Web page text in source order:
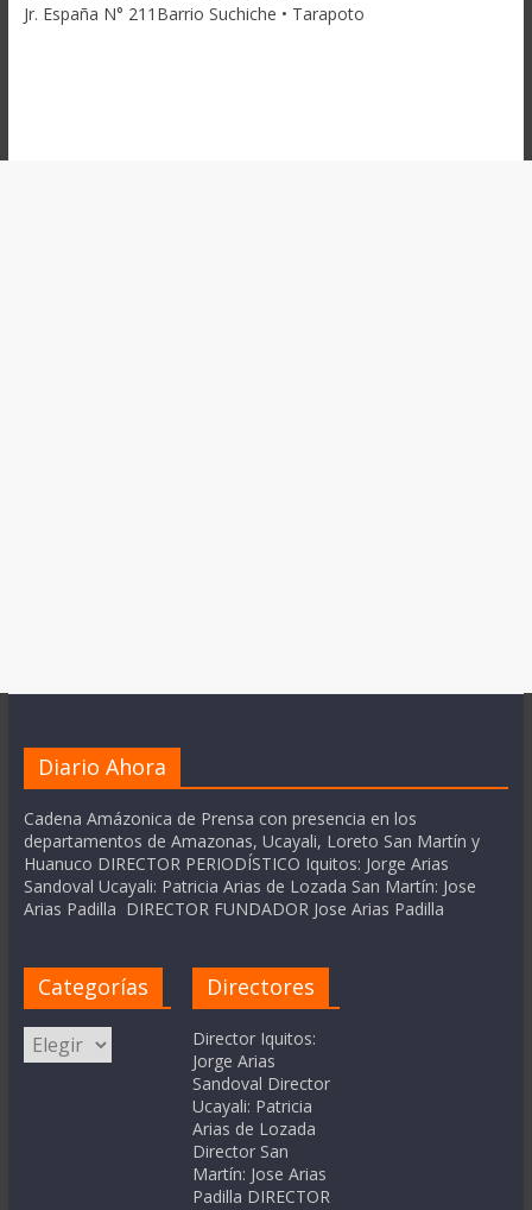
Jr. España N° 211Barrio Suchiche • Tarapoto
Diario Ahora
Cadena Amázonica de Prensa con presencia en los
departamentos de Amazonas, Ucayali, Loreto San Martín y
Huanuco DIRECTOR PERIODÍSTICO Iquitos: Jorge Arias
Sandoval Ucayali: Patricia Arias de Lozada San Martín: Jose
Arias Padilla DIRECTOR FUNDADOR Jose Arias Padilla
Categorías
Categorías
Directores
Director Iquitos:
Jorge Arias
Sandoval Director
Ucayali: Patricia
Arias de Lozada
Director San
Martín: Jose Arias
Padilla DIRECTOR